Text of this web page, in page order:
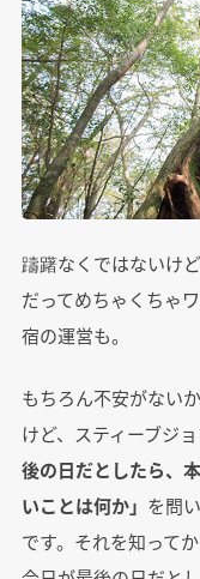
躊躇なくではないけ
だってめちゃくちゃ
宿の運営も。
もちろん不安がない
けど、スティーブジ
後の日だとしたら、
いことは何か」 を問
です。それを知って